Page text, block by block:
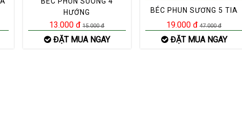
HƯỚNG
13.000 đ 15.000 đ
ĐẶT MUA NGAY
BÉC PHUN SƯƠNG 5 TIA
19.000 đ 47.000 đ
ĐẶT MUA NGAY